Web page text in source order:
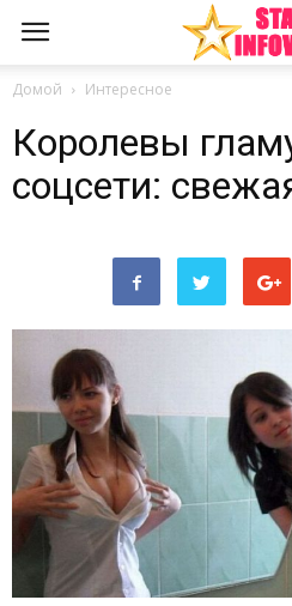
Домой Интересное
Королевы
соцсети: